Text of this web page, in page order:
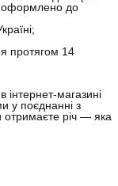
до
протягом 14
інтернет-магазині
у поєднанні з
отримаєте річ — яка